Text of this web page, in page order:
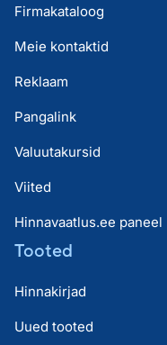
Firmakataloog
Meie kontaktid
Reklaam
Pangalink
Valuutakursid
Viited
Hinnavaatlus.ee paneel
Tooted
Hinnakirjad
Uued tooted